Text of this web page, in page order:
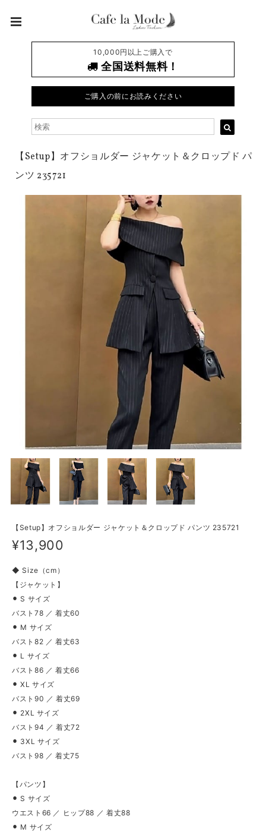
10,000円以上ご購入で
全国送料無料！
ご購入の前にお読みください
【Setup】オフショルダー ジャケット＆クロップド パ
ンツ 235721
【Setup】オフショルダー ジャケット＆クロップド パンツ 235721
¥13,900
◆ Size（cm）
【ジャケット】
⚫︎ S サイズ
バスト78 ／ 着丈60
⚫︎ M サイズ
バスト82 ／ 着丈63
⚫︎ L サイズ
バスト86 ／ 着丈66
⚫︎ XL サイズ
バスト90 ／ 着丈69
⚫︎ 2XL サイズ
バスト94 ／ 着丈72
⚫︎ 3XL サイズ
バスト98 ／ 着丈75
【パンツ】
⚫︎ S サイズ
ウエスト66 ／ ヒップ88 ／ 着丈88
⚫︎ M サイズ